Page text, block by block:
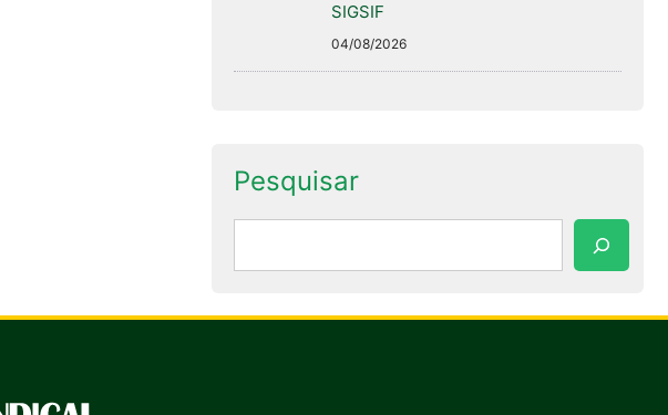
SIGSIF
04/08/2026
Pesquisar